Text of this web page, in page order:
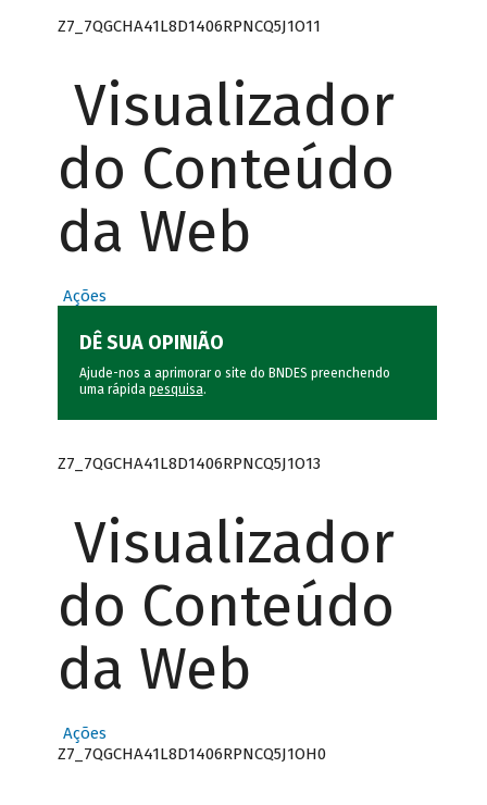
Z7_7QGCHA41L8D1406RPNCQ5J1O11
Visualizador
do Conteúdo
da Web
Ações
DÊ SUA OPINIÃO
Ajude-nos a aprimorar o site do BNDES preenchendo
uma rápida pesquisa.
Z7_7QGCHA41L8D1406RPNCQ5J1O13
Visualizador
do Conteúdo
da Web
Ações
Z7_7QGCHA41L8D1406RPNCQ5J1OH0